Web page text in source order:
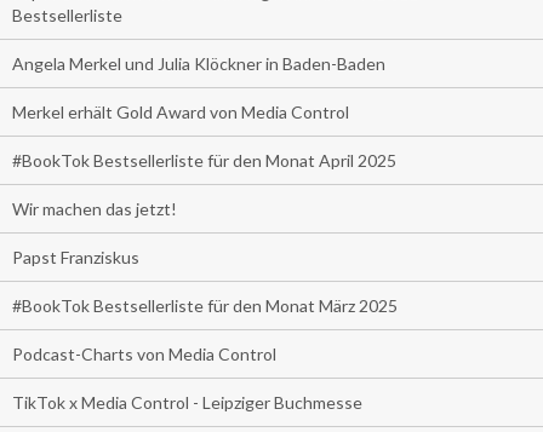
Bestsellerliste
Angela Merkel und Julia Klöckner in Baden-Baden
Merkel erhält Gold Award von Media Control
#BookTok Bestsellerliste für den Monat April 2025
Wir machen das jetzt!
Papst Franziskus
#BookTok Bestsellerliste für den Monat März 2025
Podcast-Charts von Media Control
TikTok x Media Control - Leipziger Buchmesse